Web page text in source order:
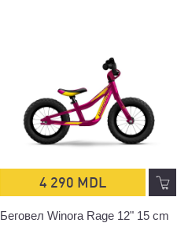
4 290 MDL
Беговел Winora Rage 12" 15 cm